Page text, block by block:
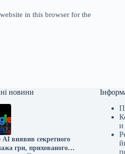
in this browser for the
новини
AI виявив секретного
гри, прихованого
и